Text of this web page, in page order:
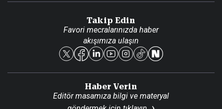
Reklam Ver
Takip Edin
Favori mecralarınızda haber
akışımıza ulaşın
Haber Verin
Editör masamıza bilgi ve materyal